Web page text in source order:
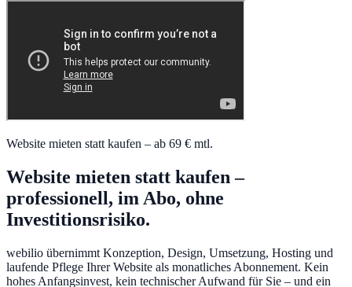
Website mieten statt kaufen – ab 69 € mtl.
Website mieten statt kaufen –
professionell, im Abo, ohne
Investitionsrisiko.
webilio übernimmt Konzeption, Design, Umsetzung, Hosting und
laufende Pflege Ihrer Website als monatliches Abonnement. Kein
hohes Anfangsinvest, kein technischer Aufwand für Sie – und ein